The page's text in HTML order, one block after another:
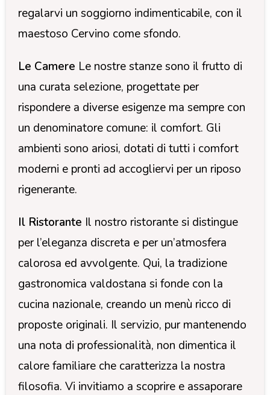
regalarvi un soggiorno indimenticabile, con il
maestoso Cervino come sfondo.
Le Camere Le nostre stanze sono il frutto di
una curata selezione, progettate per
rispondere a diverse esigenze ma sempre con
un denominatore comune: il comfort. Gli
ambienti sono ariosi, dotati di tutti i comfort
moderni e pronti ad accogliervi per un riposo
rigenerante.
Il Ristorante Il nostro ristorante si distingue
per l’eleganza discreta e per un’atmosfera
calorosa ed avvolgente. Qui, la tradizione
gastronomica valdostana si fonde con la
cucina nazionale, creando un menù ricco di
proposte originali. Il servizio, pur mantenendo
una nota di professionalità, non dimentica il
calore familiare che caratterizza la nostra
filosofia. Vi invitiamo a scoprire e assaporare